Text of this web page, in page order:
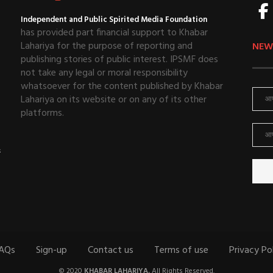
Independent and Public Spirited Media Foundation
has provided part financial support to Khabar
Lahariya for the purpose of reporting and
publishing stories of public interest. IPSMF does
not take any legal or moral responsibility
whatsoever for the content published by Khabar
Lahariya on its website or on any of its other
platforms.
Sign-up Contact us Terms of use Privacy